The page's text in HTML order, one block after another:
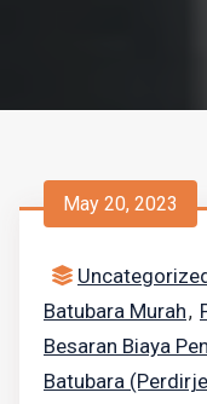
May 20, 2023
Batubara Murah,
Besaran Biaya
Batubara